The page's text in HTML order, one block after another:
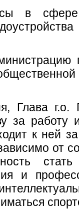
в сфере
Глава
за работу
к ней
от
и